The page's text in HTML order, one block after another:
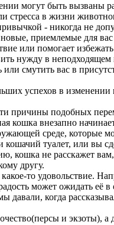
могут быть
стресса в жизни
- никогда не
новые, приемлемые для
или помогает
нужду в
смутить вас в
успехов в
причины подобных
внезапно
среде, которые
туалет, или вы
кошка не расскажет
другу.
то удовольствие.
может ожидать её
давали, когда
и экзоты), а